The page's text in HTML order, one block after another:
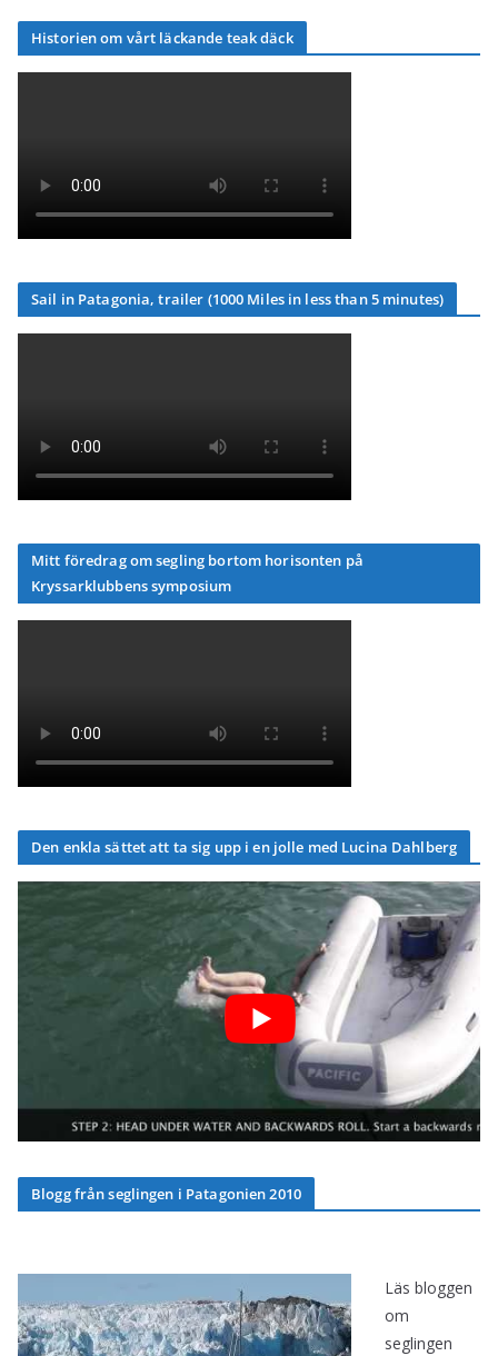
Historien om vårt läckande teak däck
Sail in Patagonia, trailer (1000 Miles in less than 5 minutes)
Mitt föredrag om segling bortom horisonten på
Kryssarklubbens symposium
Den enkla sättet att ta sig upp i en jolle med Lucina Dahlberg
Blogg från seglingen i Patagonien 2010
Läs bloggen
om
seglingen